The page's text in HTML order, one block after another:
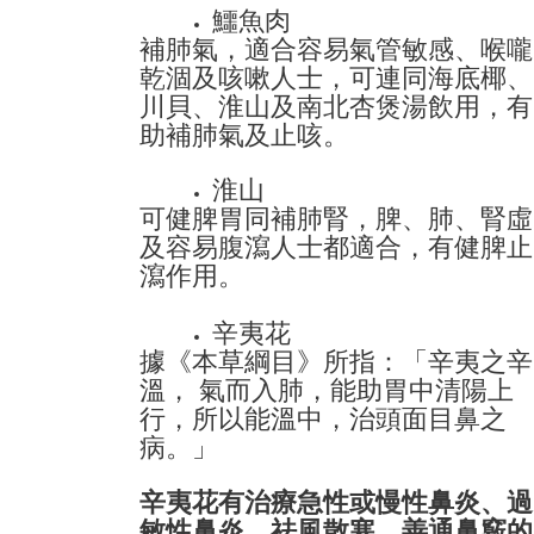
鱷魚肉
補肺氣，適合容易氣管敏感、喉嚨
乾涸及咳嗽人士，可連同海底椰、
川貝、淮山及南北杏煲湯飲用，有
助補肺氣及止咳。
淮山
可健脾胃同補肺腎，脾、肺、腎虛
及容易腹瀉人士都適合，有健脾止
瀉作用。
辛夷花
據《本草綱目》所指：「辛夷之辛
溫， 氣而入肺，能助胃中清陽上
行，所以能溫中，治頭面目鼻之
病。」
辛夷花有治療急性或慢性鼻炎、過